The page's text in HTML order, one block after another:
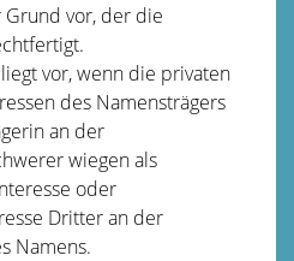
Grund vor, der die
vor, wenn die privaten
des Namensträgers
an der
wiegen als
oder
Dritter an der
Namens.